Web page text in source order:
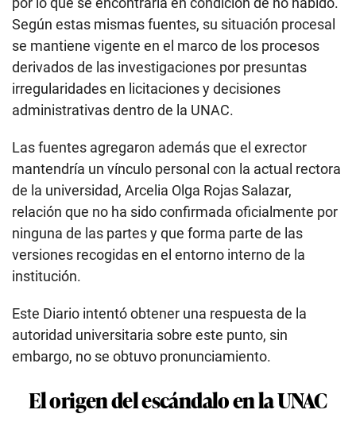
Según estas mismas fuentes, su situación procesal
se mantiene vigente en el marco de los procesos
derivados de las investigaciones por presuntas
irregularidades en licitaciones y decisiones
administrativas dentro de la UNAC.
Las fuentes agregaron además que el exrector
mantendría un vínculo personal con la actual rectora
de la universidad, Arcelia Olga Rojas Salazar,
relación que no ha sido confirmada oficialmente por
ninguna de las partes y que forma parte de las
versiones recogidas en el entorno interno de la
institución.
Este Diario intentó obtener una respuesta de la
autoridad universitaria sobre este punto, sin
embargo, no se obtuvo pronunciamiento.
El origen del escándalo en la UNAC